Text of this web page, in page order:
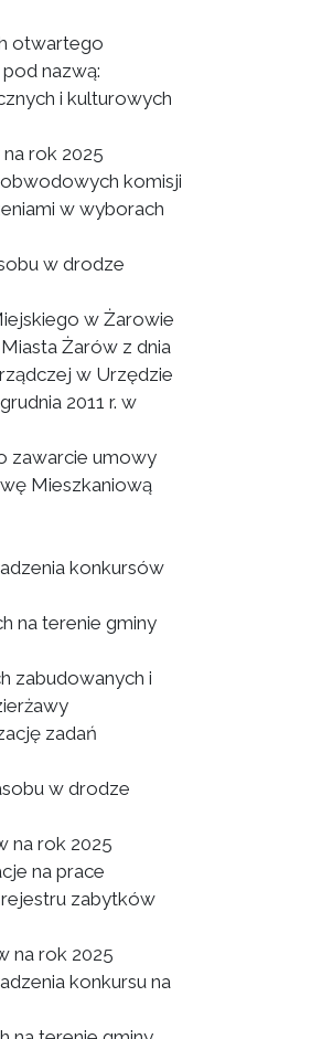
otwartego
nazwą:
i kulturowych
rok 2025
komisji
w wyborach
w drodze
w Żarowie
Żarów z dnia
w Urzędzie
2011 r. w
zawarcie umowy
Mieszkaniową
konkursów
na terenie gminy
zabudowanych i
zadań
w drodze
na rok 2025
na prace
zabytków
na rok 2025
konkursu na